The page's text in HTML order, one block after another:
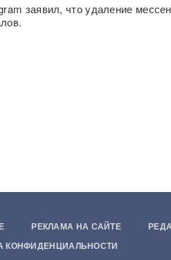
заявил, что удаление
РЕКЛАМА НА САЙТЕ
КОНФИДЕНЦИАЛЬНОСТИ